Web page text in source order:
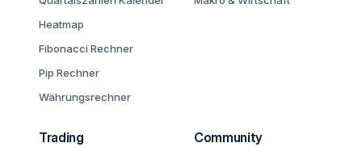
Heatmap
Fibonacci Rechner
Pip Rechner
Währungsrechner
Trading Community